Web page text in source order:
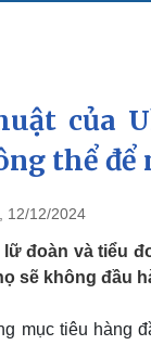
Dấu
Việc
Biển
Việt
Phân
của
thể để
12/12/2024
lữ đoàn và tiểu
sẽ không đầu
mục tiêu hàng